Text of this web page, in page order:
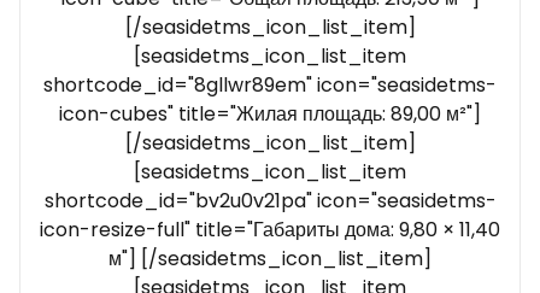
[/seasidetms_icon_list_item]
[seasidetms_icon_list_item
shortcode_id="8gllwr89em" icon="seasidetms-
icon-cubes" title="Жилая площадь: 89,00 м²"]
[/seasidetms_icon_list_item]
[seasidetms_icon_list_item
shortcode_id="bv2u0v21pa" icon="seasidetms-
icon-resize-full" title="Габариты дома: 9,80 × 11,40
м"] [/seasidetms_icon_list_item]
[seasidetms_icon_list_item